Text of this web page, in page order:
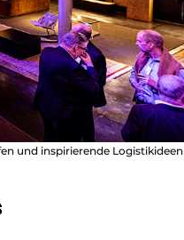
und inspirierende Logistikideen